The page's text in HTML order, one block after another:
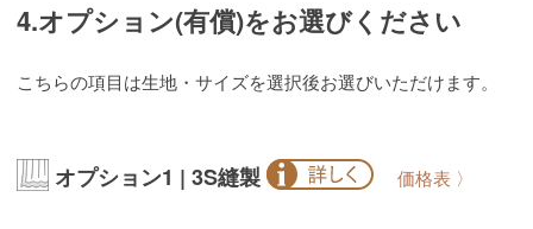
4.オプション(有償)をお選びください
こちらの項目は生地・サイズを選択後お選びいただけます。
オプション1 | 3S縫製 価格表 〉